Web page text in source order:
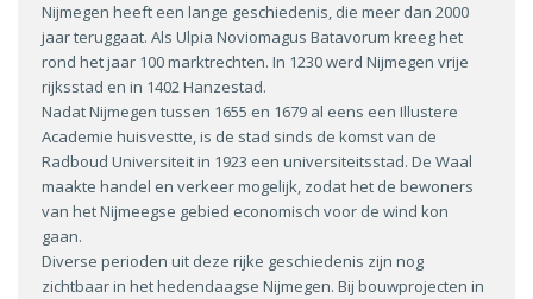
Nijmegen heeft een lange geschiedenis, die meer dan 2000
jaar teruggaat. Als Ulpia Noviomagus Batavorum kreeg het
rond het jaar 100 marktrechten. In 1230 werd Nijmegen vrije
rijksstad en in 1402 Hanzestad.
Nadat Nijmegen tussen 1655 en 1679 al eens een Illustere
Academie huisvestte, is de stad sinds de komst van de
Radboud Universiteit in 1923 een universiteitsstad. De Waal
maakte handel en verkeer mogelijk, zodat het de bewoners
van het Nijmeegse gebied economisch voor de wind kon
gaan.
Diverse perioden uit deze rijke geschiedenis zijn nog
zichtbaar in het hedendaagse Nijmegen. Bij bouwprojecten in